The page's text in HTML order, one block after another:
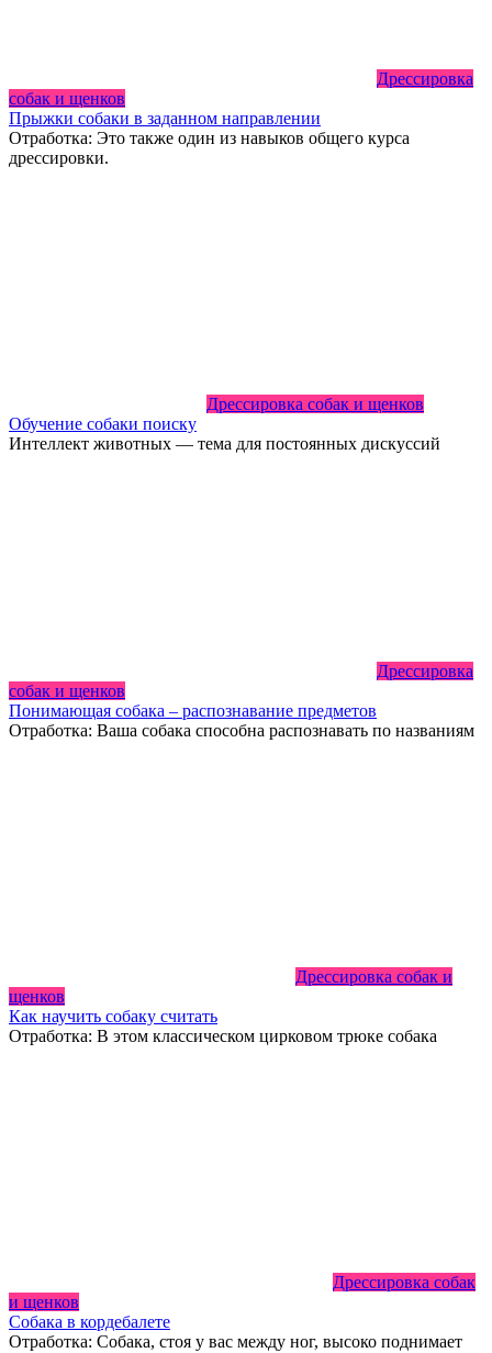
Дрессировка
собак и щенков
Прыжки собаки в заданном направлении
Отработка: Это также один из навыков общего курса
дрессировки.
Дрессировка собак и щенков
Обучение собаки поиску
Интеллект животных — тема для постоянных дискуссий
Дрессировка
собак и щенков
Понимающая собака – распознавание предметов
Отработка: Ваша собака способна распознавать по названиям
Дрессировка собак и
щенков
Как научить собаку считать
Отработка: В этом классическом цирковом трюке собака
Дрессировка собак
и щенков
Собака в кордебалете
Отработка: Собака, стоя у вас между ног, высоко поднимает